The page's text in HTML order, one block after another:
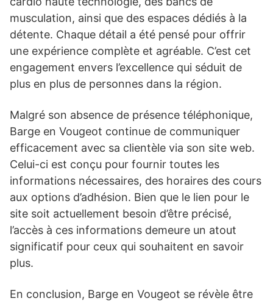
musculation, ainsi que des espaces dédiés à la
détente. Chaque détail a été pensé pour offrir
une expérience complète et agréable. C’est cet
engagement envers l’excellence qui séduit de
plus en plus de personnes dans la région.
Malgré son absence de présence téléphonique,
Barge en Vougeot continue de communiquer
efficacement avec sa clientèle via son site web.
Celui-ci est conçu pour fournir toutes les
informations nécessaires, des horaires des cours
aux options d’adhésion. Bien que le lien pour le
site soit actuellement besoin d’être précisé,
l’accès à ces informations demeure un atout
significatif pour ceux qui souhaitent en savoir
plus.
En conclusion, Barge en Vougeot se révèle être